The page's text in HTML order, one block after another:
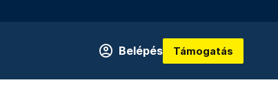
Belépés Támogatás